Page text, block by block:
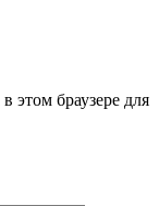
этом браузере для